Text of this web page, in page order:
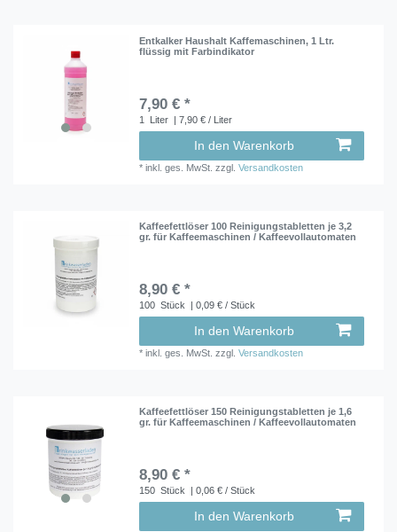
Entkalker Haushalt Kaffemaschinen, 1 Ltr.
flüssig mit Farbindikator
7,90 € *
1 Liter | 7,90 € / Liter
In den Warenkorb
*inkl. ges. MwSt. zzgl.Versandkosten
Kaffeefettlöser 100 Reinigungstabletten je 3,2
gr. für Kaffeemaschinen / Kaffeevollautomaten
8,90 € *
100 Stück | 0,09 € / Stück
In den Warenkorb
*inkl. ges. MwSt. zzgl.Versandkosten
Kaffeefettlöser 150 Reinigungstabletten je 1,6
gr. für Kaffeemaschinen / Kaffeevollautomaten
8,90 € *
150 Stück | 0,06 € / Stück
In den Warenkorb